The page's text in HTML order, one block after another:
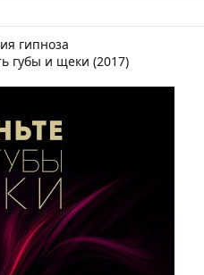
гипноза
губы и щеки (2017)